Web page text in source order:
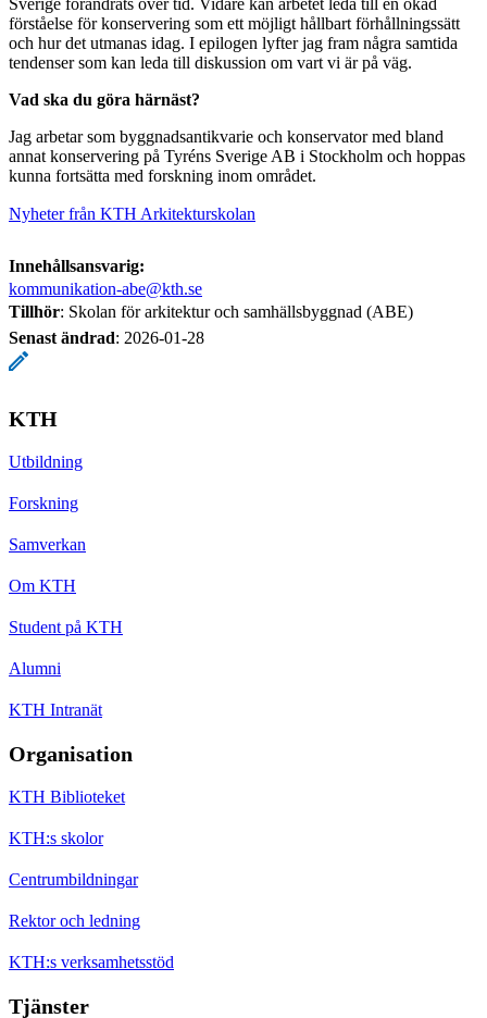
förståelse för konservering som ett möjligt hållbart förhållningssätt
och hur det utmanas idag. I epilogen lyfter jag fram några samtida
tendenser som kan leda till diskussion om vart vi är på väg.
Vad ska du göra härnäst?
Jag arbetar som byggnadsantikvarie och konservator med bland
annat konservering på Tyréns Sverige AB i Stockholm och hoppas
kunna fortsätta med forskning inom området.
Nyheter från KTH Arkitekturskolan
Innehållsansvarig:
kommunikation-abe@kth.se
Tillhör: Skolan för arkitektur och samhällsbyggnad (ABE)
Senast ändrad: 2026-01-28
KTH
Utbildning
Forskning
Samverkan
Om KTH
Student på KTH
Alumni
KTH Intranät
Organisation
KTH Biblioteket
KTH:s skolor
Centrumbildningar
Rektor och ledning
KTH:s verksamhetsstöd
Tjänster